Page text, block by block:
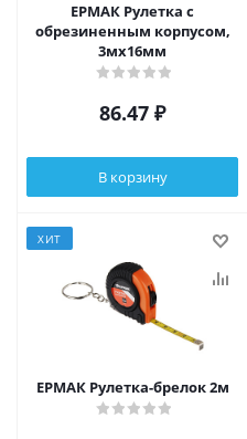
ЕРМАК Рулетка с
обрезиненным корпусом,
3мх16мм
86.47 ₽
В корзину
ХИТ
ЕРМАК Рулетка-брелок 2м